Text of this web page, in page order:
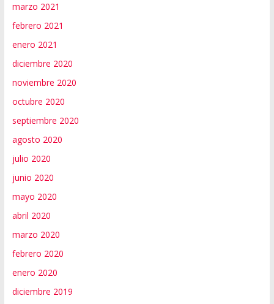
marzo 2021
febrero 2021
enero 2021
diciembre 2020
noviembre 2020
octubre 2020
septiembre 2020
agosto 2020
julio 2020
junio 2020
mayo 2020
abril 2020
marzo 2020
febrero 2020
enero 2020
diciembre 2019